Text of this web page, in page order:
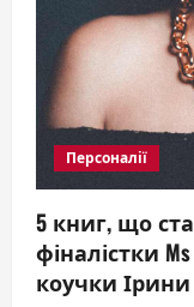
Персоналії
5 книг, що
фіналістки
коучки